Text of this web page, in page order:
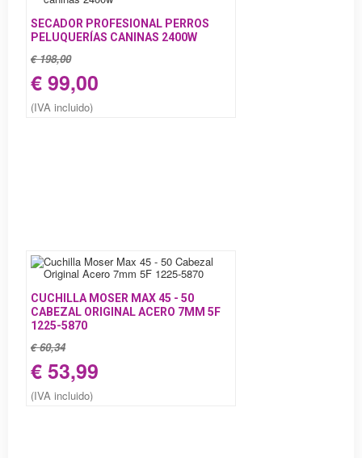
SECADOR PROFESIONAL PERROS
PELUQUERÍAS CANINAS 2400W
€ 198,00
€ 99,00
(IVA incluido)
CUCHILLA MOSER MAX 45 - 50
CABEZAL ORIGINAL ACERO 7MM 5F
1225-5870
€ 60,34
€ 53,99
(IVA incluido)